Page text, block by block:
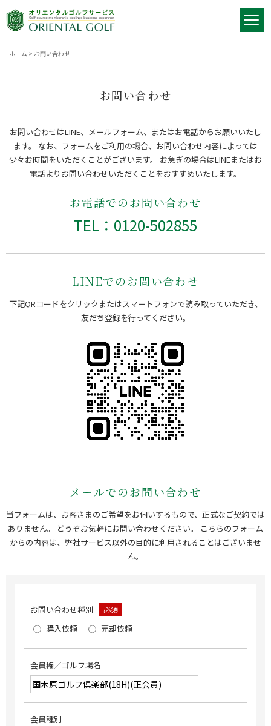
ホーム > お問い合わせ
お問い合わせ
お問い合わせはLINE、メールフォーム、またはお電話からお願いいたし
ます。
なお、フォームをご利用の場合、お問い合わせ内容によっては
少々お時間をいただくことがございます。
お急ぎの場合はLINEまたはお
電話よりお問い合わせいただくことをおすすめいたします。
お電話でのお問い合わせ
TEL：0120-502855
LINEでのお問い合わせ
下記QRコードをクリックまたはスマートフォンで読み取っていただき、
友だち登録を行ってください。
メールでのお問い合わせ
当フォームは、お客さまのご希望をお伺いするもので、正式なご契約では
ありません。 どうぞお気軽にお問い合わせください。
こちらのフォーム
からの内容は、弊社サービス以外の目的に利用されることはございませ
ん。
お問い合わせ種別 必須
購入依頼 売却依頼
会員権／ゴルフ場名
会員種別